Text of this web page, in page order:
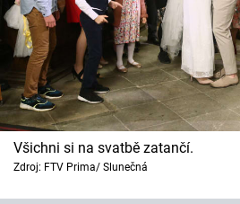
Všichni si na svatbě zatančí.
Zdroj: FTV Prima/ Slunečná